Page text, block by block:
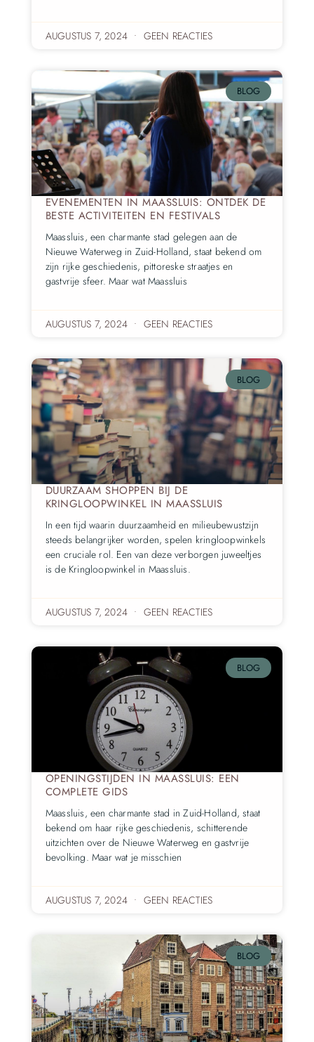
AUGUSTUS 7, 2024 GEEN REACTIES
BLOG
EVENEMENTEN IN MAASSLUIS: ONTDEK DE
BESTE ACTIVITEITEN EN FESTIVALS
Maassluis, een charmante stad gelegen aan de
Nieuwe Waterweg in Zuid-Holland, staat bekend om
zijn rijke geschiedenis, pittoreske straatjes en
gastvrije sfeer. Maar wat Maassluis
AUGUSTUS 7, 2024 GEEN REACTIES
BLOG
DUURZAAM SHOPPEN BIJ DE
KRINGLOOPWINKEL IN MAASSLUIS
In een tijd waarin duurzaamheid en milieubewustzijn
steeds belangrijker worden, spelen kringloopwinkels
een cruciale rol. Een van deze verborgen juweeltjes
is de Kringloopwinkel in Maassluis.
AUGUSTUS 7, 2024 GEEN REACTIES
BLOG
OPENINGSTIJDEN IN MAASSLUIS: EEN
COMPLETE GIDS
Maassluis, een charmante stad in Zuid-Holland, staat
bekend om haar rijke geschiedenis, schitterende
uitzichten over de Nieuwe Waterweg en gastvrije
bevolking. Maar wat je misschien
AUGUSTUS 7, 2024 GEEN REACTIES
BLOG